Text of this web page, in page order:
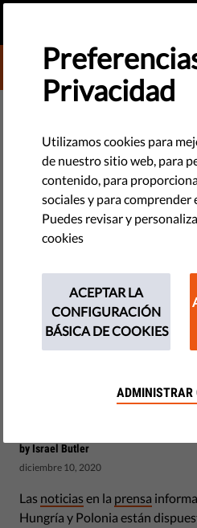
DONATE TO
OBSERVATORIO DE LA UE
Tres razones por
gobiernos
'Declaración
Polonia y
derecho
La declaración interpretativa
insignificante, pues no es
práctica. Y además, no es
by Israel Butler
diciembre 10, 2020
Las noticias en la prensa
Hungría y Polonia están
Privacidad
Utilizamos cookies para
de nuestro sitio web, para
contenido, para
sociales y para
Puedes revisar y
cookies
ACEPTAR LA
CONFIGURACIÓN
BÁSICA DE COOKIES
ADMINISTRAR